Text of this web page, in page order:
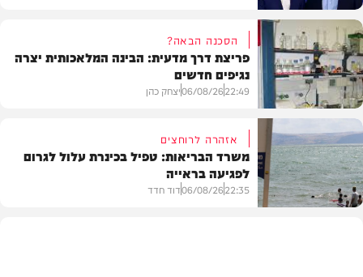
פוליטי
בריאות
הסכנה הבאה?
פריצת דרך מדעית: הבינה המלאכותית יצרה
נגיפים חדשים
22:49
06/08/26יצחק כהן
אזהרה לרוחצים
משרד הבריאות: טפיל בכינרת עלול לגרום
לפגיעה בראייה
22:35
06/08/26דוד חדד